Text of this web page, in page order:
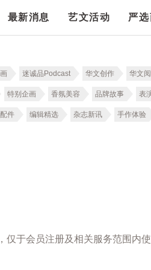
最新消息 艺文活动 严
迷诚品Podcast 华文创作 华文
特别企画 香氛美容 品牌故事 表
件 编辑精选 杂志新讯 手作体验
于会员注册及相关服务范围内使